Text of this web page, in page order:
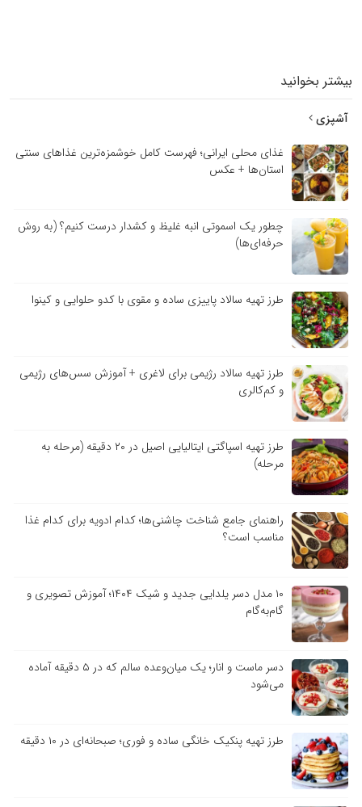
بیشتر بخوانید
آشپزی
غذای محلی ایرانی؛ فهرست کامل خوشمزه‌ترین غذاهای سنتی
استان‌ها + عکس
چطور یک اسموتی انبه غلیظ و کشدار درست کنیم؟ (به روش
حرفه‌ای‌ها)
طرز تهیه سالاد پاییزی ساده و مقوی با کدو حلوایی و کینوا
طرز تهیه سالاد رژیمی برای لاغری + آموزش سس‌های رژیمی
و کم‌کالری
طرز تهیه اسپاگتی ایتالیایی اصیل در ۲۰ دقیقه (مرحله به
مرحله)
راهنمای جامع شناخت چاشنی‌ها؛ کدام ادویه برای کدام غذا
مناسب است؟
۱۰ مدل دسر یلدایی جدید و شیک ۱۴۰۴؛ آموزش تصویری و
گام‌به‌گام
دسر ماست و انار؛ یک میان‌وعده سالم که در ۵ دقیقه آماده
می‌شود
طرز تهیه پنکیک خانگی ساده و فوری؛ صبحانه‌ای در ۱۰ دقیقه